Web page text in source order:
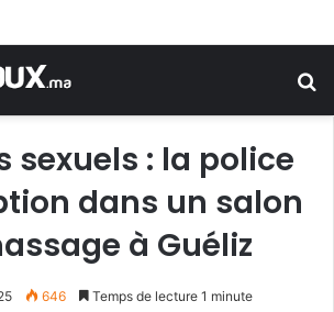
sexuels : la police
dans un salon
à Guéliz
646 Temps de lecture 1 minute